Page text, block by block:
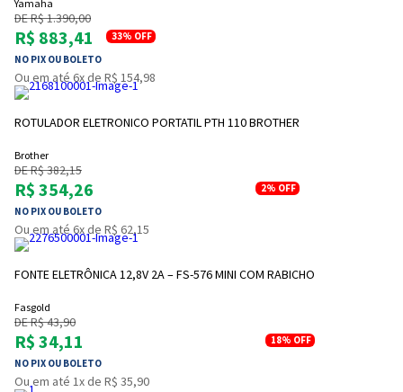
Yamaha
DE R$ 1.390,00
R$ 883,41
NO PIX OU BOLETO
33% OFF
Ou em até 6x de R$ 154,98
ROTULADOR ELETRONICO PORTATIL PTH 110 BROTHER
Brother
DE R$ 382,15
R$ 354,26
NO PIX OU BOLETO
2% OFF
Ou em até 6x de R$ 62,15
FONTE ELETRÔNICA 12,8V 2A – FS-576 MINI COM RABICHO
Fasgold
DE R$ 43,90
R$ 34,11
NO PIX OU BOLETO
18% OFF
Ou em até 1x de R$ 35,90